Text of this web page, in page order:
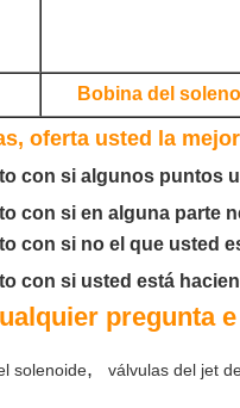
Bobina del
oferta usted la
con si algunos puntos
con si en alguna parte
con si no el que usted
con si usted está
pregunta
solenoide, válvulas del jet